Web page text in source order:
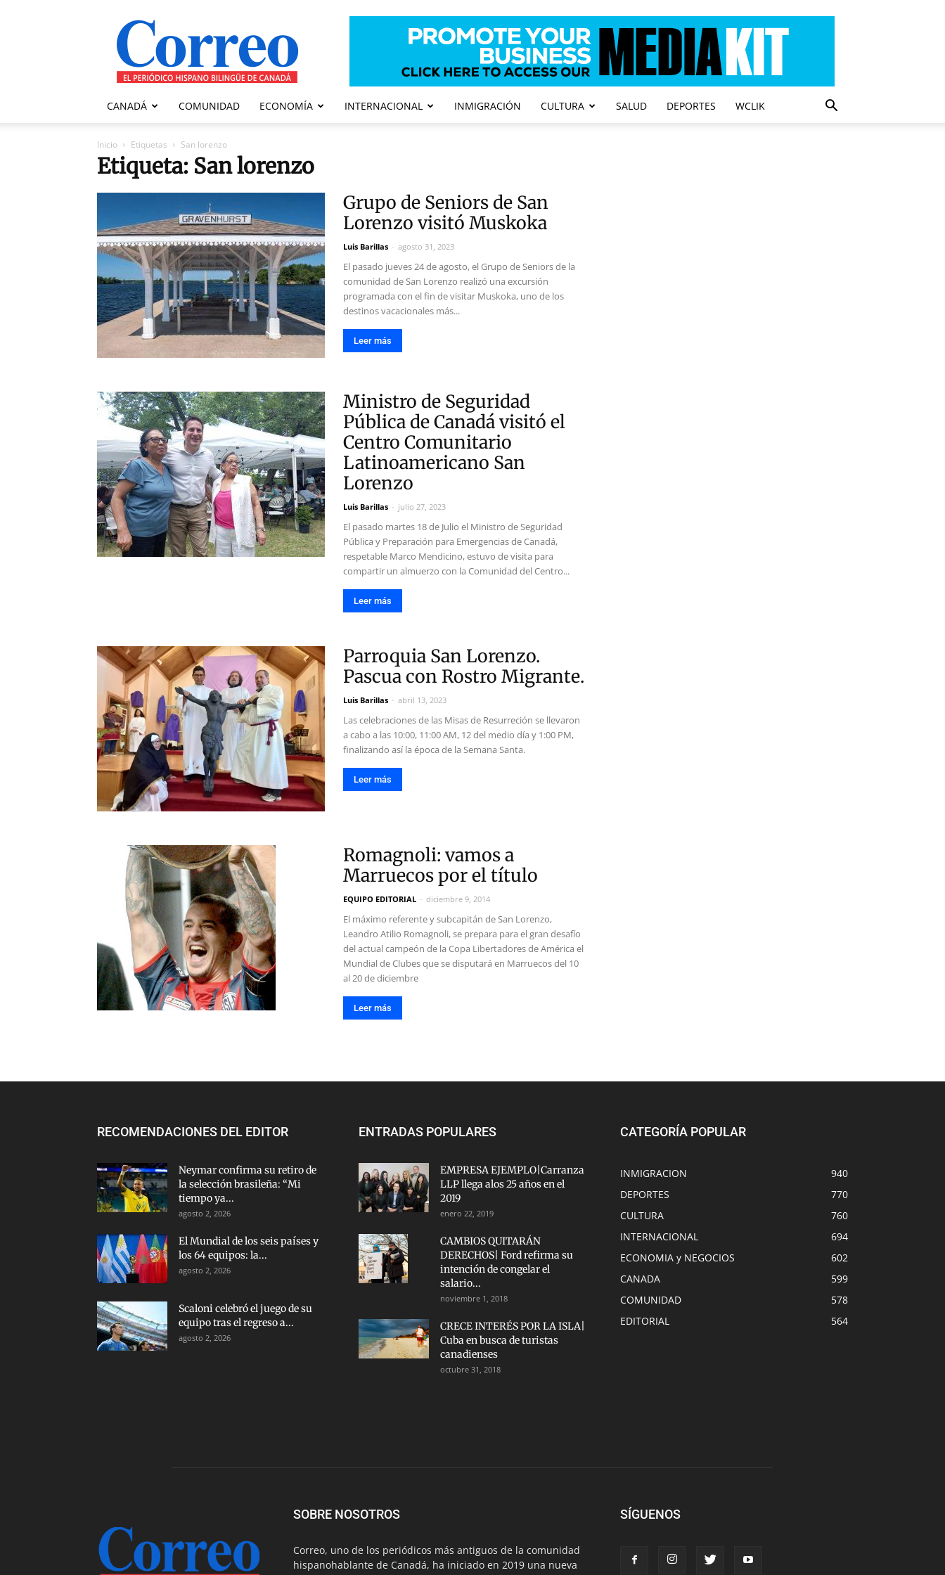
Correo
Canadiense
CANADÁ COMUNIDAD ECONOMÍA INTERNACIONAL INMIGRACIÓN CULTURA SALUD DEPORTES WCLIK
Inicio Etiquetas San lorenzo
Etiqueta: San lorenzo
Grupo de Seniors de San
Lorenzo visitó Muskoka
Luis Barillas - agosto 31, 2023
El pasado jueves 24 de agosto, el Grupo de Seniors de la
comunidad de San Lorenzo realizó una excursión
programada con el fin de visitar Muskoka, uno de los
destinos vacacionales más...
Leer más
Ministro de Seguridad
Pública de Canadá visitó el
Centro Comunitario
Latinoamericano San
Lorenzo
Luis Barillas - julio 27, 2023
El pasado martes 18 de Julio el Ministro de Seguridad
Pública y Preparación para Emergencias de Canadá,
respetable Marco Mendicino, estuvo de visita para
compartir un almuerzo con la Comunidad del Centro...
Leer más
Parroquia San Lorenzo.
Pascua con Rostro Migrante.
Luis Barillas - abril 13, 2023
Las celebraciones de las Misas de Resurreción se llevaron
a cabo a las 10:00, 11:00 AM, 12 del medio día y 1:00 PM,
finalizando así la época de la Semana Santa.
Leer más
Romagnoli: vamos a
Marruecos por el título
EQUIPO EDITORIAL - diciembre 9, 2014
El máximo referente y subcapitán de San Lorenzo,
Leandro Atilio Romagnoli, se prepara para el gran desafío
del actual campeón de la Copa Libertadores de América el
Mundial de Clubes que se disputará en Marruecos del 10
al 20 de diciembre
Leer más
RECOMENDACIONES DEL EDITOR
Neymar confirma su retiro de
la selección brasileña: “Mi
tiempo ya...
agosto 2, 2026
El Mundial de los seis países y
los 64 equipos: la...
agosto 2, 2026
Scaloni celebró el juego de su
equipo tras el regreso a...
agosto 2, 2026
ENTRADAS POPULARES
EMPRESA EJEMPLO|Carranza
LLP llega alos 25 años en el
2019
enero 22, 2019
CAMBIOS QUITARÁN
DERECHOS| Ford refirma su
intención de congelar el
salario...
noviembre 1, 2018
CRECE INTERÉS POR LA ISLA|
Cuba en busca de turistas
canadienses
octubre 31, 2018
CATEGORÍA POPULAR
INMIGRACION
940
DEPORTES
770
CULTURA
760
INTERNACIONAL
694
ECONOMIA y NEGOCIOS
602
CANADA
599
COMUNIDAD
578
EDITORIAL
564
SOBRE NOSOTROS
Correo, uno de los periódicos más antiguos de la comunidad
hispanohablante de Canadá, ha iniciado en 2019 una nueva
SÍGUENOS